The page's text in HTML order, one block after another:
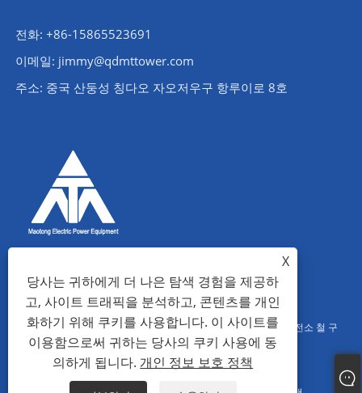
전화: +86-15865523691
이메일: jimmy@qdmttower.com
주소: 중국 산둥성 칭다오 자오저우구 항루이로 8호
저작권 © 2022 칭다오 마오퉁 전력 설비 유한 회사 - 앵글 철탑, 변전소 철 구
조물, 철관 탑 - 판권 소유.
X
당사는 귀하에게 더 나은 탐색 경험을 제공하
고, 사이트 트래픽을 분석하고, 콘텐츠를 개인
화하기 위해 쿠키를 사용합니다. 이 사이트를
이용함으로써 귀하는 당사의 쿠키 사용에 동
의하게 됩니다. 개인 정보 보호 정책